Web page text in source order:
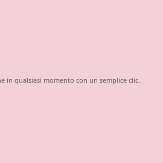
in qualsiasi momento con un semplice clic.